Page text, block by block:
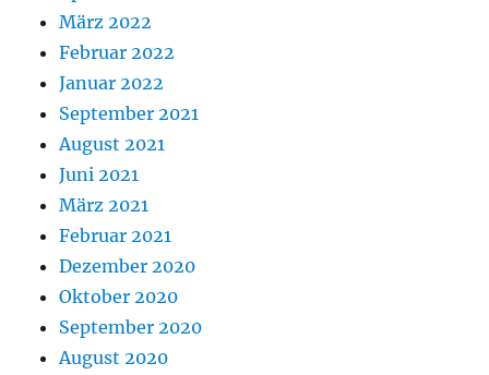
März 2022
Februar 2022
Januar 2022
September 2021
August 2021
Juni 2021
März 2021
Februar 2021
Dezember 2020
Oktober 2020
September 2020
August 2020